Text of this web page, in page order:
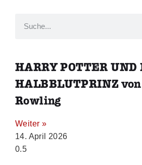
HARRY POTTER UND
HALBBLUTPRINZ
Rowling
Weiter »
14. April 2026